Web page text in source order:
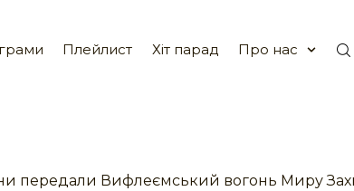
Плейлист Хіт парад Про нас
передали Вифлеємський вогонь Миру